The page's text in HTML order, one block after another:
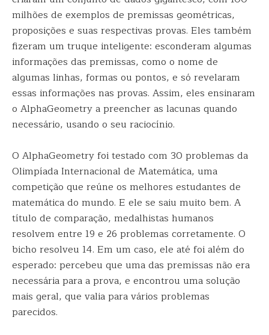
milhões de exemplos de premissas geométricas,
proposições e suas respectivas provas. Eles também
fizeram um truque inteligente: esconderam algumas
informações das premissas, como o nome de
algumas linhas, formas ou pontos, e só revelaram
essas informações nas provas. Assim, eles ensinaram
o AlphaGeometry a preencher as lacunas quando
necessário, usando o seu raciocínio.
O AlphaGeometry foi testado com 30 problemas da
Olimpíada Internacional de Matemática, uma
competição que reúne os melhores estudantes de
matemática do mundo. E ele se saiu muito bem. A
título de comparação, medalhistas humanos
resolvem entre 19 e 26 problemas corretamente. O
bicho resolveu 14. Em um caso, ele até foi além do
esperado: percebeu que uma das premissas não era
necessária para a prova, e encontrou uma solução
mais geral, que valia para vários problemas
parecidos.